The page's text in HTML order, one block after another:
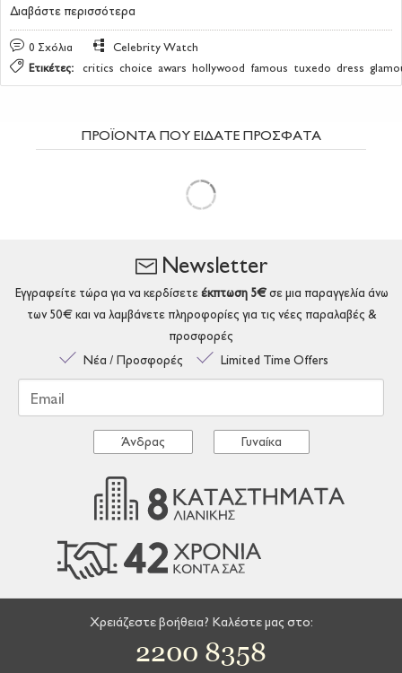
Διαβάστε περισσότερα
0 Σχόλια
Celebrity Watch
Ετικέτες:
critics choice awars hollywood famous tuxedo dress
ΠΡΟΪΟΝΤΑ ΠΟΥ ΕΙΔΑΤΕ ΠΡΟΣΦΑΤΑ
Newsletter
Εγγραφείτε τώρα για να κερδίσετεέκπτωση 5€σε μια παραγγελία άνω
των 50€ και να λαμβάνετε πληροφορίες για τις νέες παραλαβές &
προσφορές
Νέα / Προσφορές
Limited Time Offers
Email
Άνδρας Γυναίκα
Χρειάζεστε βοήθεια? Καλέστε μας στο:
2200 8358